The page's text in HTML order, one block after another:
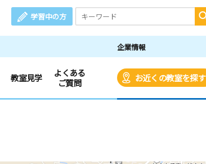
学習中の方
企業情報
教室見学
よくある
ご質問
お近くの教室を探す